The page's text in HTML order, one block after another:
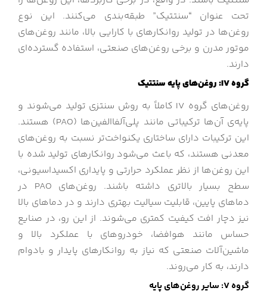
تحت عنوان “سنتتیک” طبقه‌بندی می‌کنند. این نوع
روغن‌ها در تولید روانکارهای با کارایی بالا، مانند روغن‌های
موتور مدرن و برخی روغن‌های صنعتی، استفاده گسترده‌ای
دارند.
گروهIV: روغن‌های پایه سنتتیک
روغن‌های گروه IV کاملاً به روش سنتزی تولید می‌شوند و
پایه‌ی آن‌ها ترکیباتی مانند پلی‌آلفاالفین‌ها (PAO) هستند.
این ترکیبات دارای ساختاری یکنواخت‌تر نسبت به روغن‌های
معدنی هستند، که باعث می‌شود روانکارهای تولید شده با
این روغن‌ها از نظر عملکرد حرارتی و پایداری اکسیداسیونی،
سطح بسیار بالاتری داشته باشند. روغن‌های PAO در
دماهای پایین، قابلیت سیالیت بهتری دارند و در دماهای بالا
نیز دچار افت کیفیت کمتری می‌شوند. از این رو، در صنایع
حساس مانند هوافضا، خودروهای با عملکرد بالا و
ماشین‌آلات صنعتی که نیاز به روانکارهای پایدار و بادوام
دارند، به کار می‌روند.
گروه V: سایر روغن‌های پایه